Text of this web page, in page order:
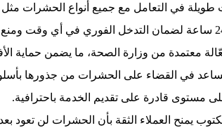
في التعامل مع جميع أنواع الحشرات مثل
معتمدة من وزارة الصحة، ما يضمن حماية
تساعد في القضاء على الحشرات من جذورها
مستوى قادرة على تقديم الخدمة باحترافية.
يمنح العملاء الثقة بأن الحشرات لن تعود